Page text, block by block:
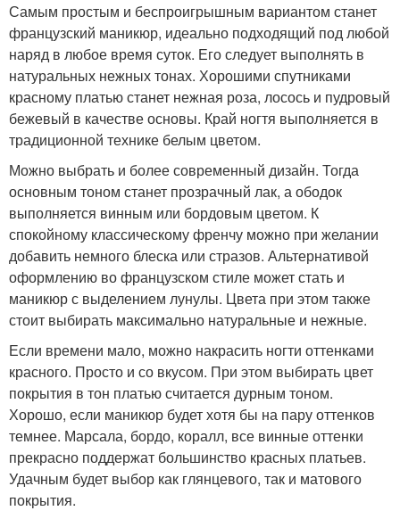
Самым простым и беспроигрышным вариантом станет
французский маникюр, идеально подходящий под любой
наряд в любое время суток. Его следует выполнять в
натуральных нежных тонах. Хорошими спутниками
красному платью станет нежная роза, лосось и пудровый
бежевый в качестве основы. Край ногтя выполняется в
традиционной технике белым цветом.
Можно выбрать и более современный дизайн. Тогда
основным тоном станет прозрачный лак, а ободок
выполняется винным или бордовым цветом. К
спокойному классическому френчу можно при желании
добавить немного блеска или стразов. Альтернативой
оформлению во французском стиле может стать и
маникюр с выделением лунулы. Цвета при этом также
стоит выбирать максимально натуральные и нежные.
Если времени мало, можно накрасить ногти оттенками
красного. Просто и со вкусом. При этом выбирать цвет
покрытия в тон платью считается дурным тоном.
Хорошо, если маникюр будет хотя бы на пару оттенков
темнее. Марсала, бордо, коралл, все винные оттенки
прекрасно поддержат большинство красных платьев.
Удачным будет выбор как глянцевого, так и матового
покрытия.